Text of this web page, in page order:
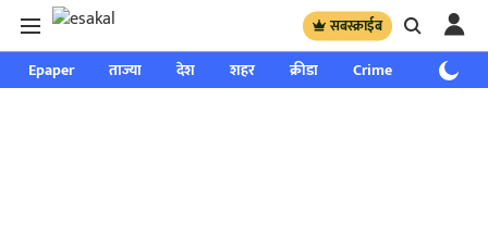
सबस्क्राईब
Epaper ताज्या देश शहर क्रीडा Crime साप्ताहिक